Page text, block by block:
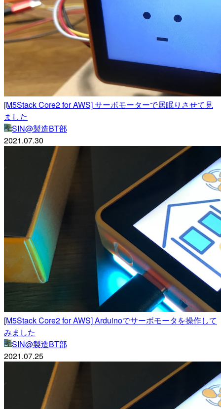
[M5Stack Core2 for AWS] サーボモーターで居眠りさせて見
ました
SIN@製造BT部
2021.07.30
[M5Stack Core2 for AWS] Arduinoでサーボモータを操作して
みました
SIN@製造BT部
2021.07.25